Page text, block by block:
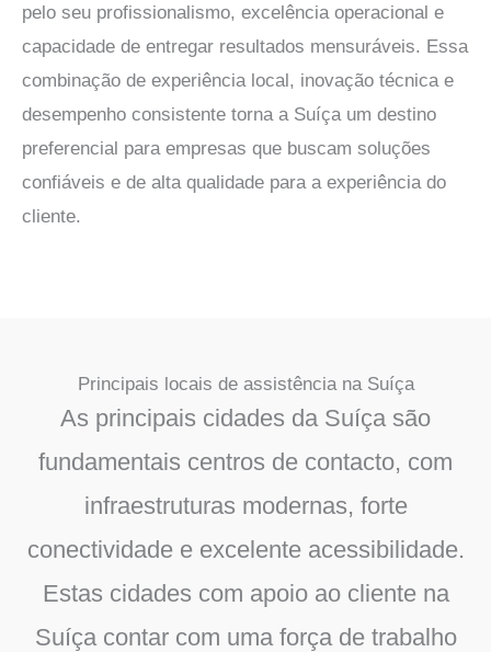
pelo seu profissionalismo, excelência operacional e
capacidade de entregar resultados mensuráveis. Essa
combinação de experiência local, inovação técnica e
desempenho consistente torna a Suíça um destino
preferencial para empresas que buscam soluções
confiáveis e de alta qualidade para a experiência do
cliente.
Principais locais de assistência na Suíça
As principais cidades da Suíça são
fundamentais centros de contacto, com
infraestruturas modernas, forte
conectividade e excelente acessibilidade.
Estas cidades com apoio ao cliente na
Suíçacontar com uma força de trabalho